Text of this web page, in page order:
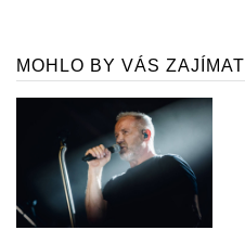
MOHLO BY VÁS ZAJÍMAT